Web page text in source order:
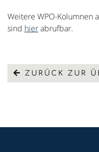
Weitere WPO-Kolumnen
sind hierabrufbar.
ZURÜCK ZUR